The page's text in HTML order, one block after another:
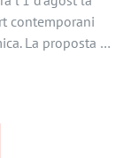
contemporani
La proposta …